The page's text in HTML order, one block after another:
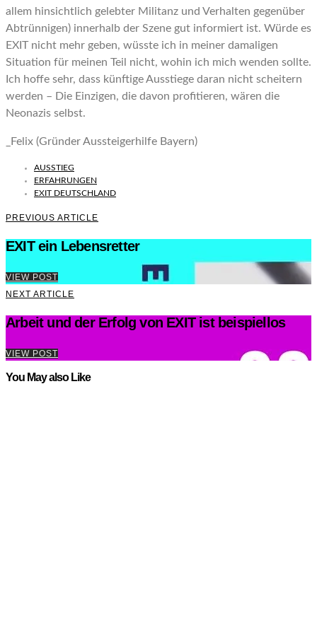
allem hinsichtlich gelebter Militanz und Verhalten gegenüber
Abtrünnigen) innerhalb der Szene gut informiert ist. Würde es
EXIT nicht mehr geben, wüsste ich in meiner damaligen
Situation für meinen Teil nicht, wohin ich mich wenden sollte.
Ich hoffe sehr, dass künftige Ausstiege daran nicht scheitern
werden – Die Einzigen, die davon profitieren, wären die
Neonazis selbst.
_Felix (Gründer Aussteigerhilfe Bayern)
AUSSTIEG
ERFAHRUNGEN
EXIT DEUTSCHLAND
PREVIOUS ARTICLE
EXIT ein Lebensretter
VIEW POST
NEXT ARTICLE
Arbeit und der Erfolg von EXIT ist beispiellos
VIEW POST
You May also Like